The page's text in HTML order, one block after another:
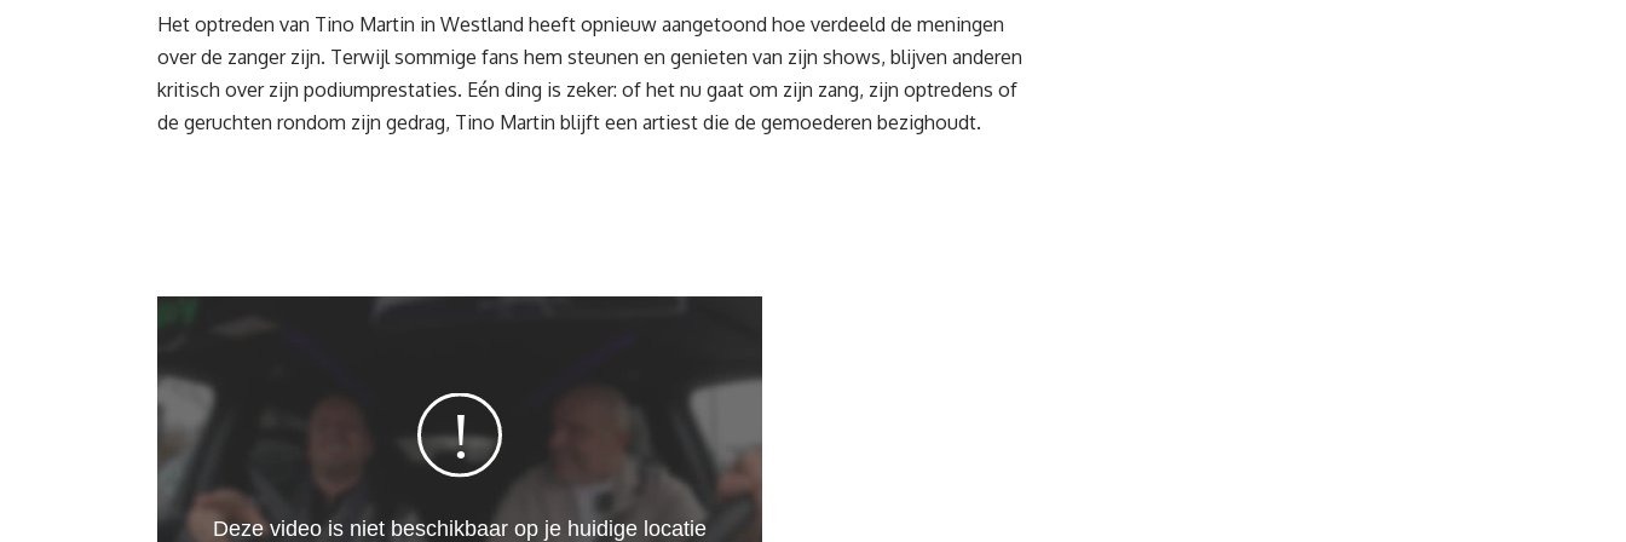
Het optreden van Tino Martin in Westland heeft opnieuw aangetoond hoe verdeeld de meningen
over de zanger zijn. Terwijl sommige fans hem steunen en genieten van zijn shows, blijven anderen
kritisch over zijn podiumprestaties. Eén ding is zeker: of het nu gaat om zijn zang, zijn optredens of
de geruchten rondom zijn gedrag, Tino Martin blijft een artiest die de gemoederen bezighoudt.